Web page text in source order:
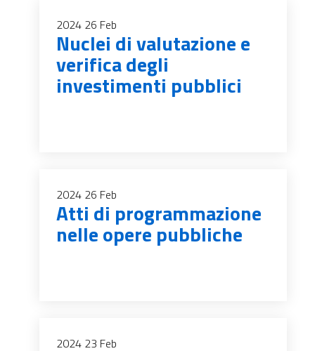
2024 26 Feb
Nuclei di valutazione e
verifica degli
investimenti pubblici
2024 26 Feb
Atti di programmazione
nelle opere pubbliche
2024 23 Feb